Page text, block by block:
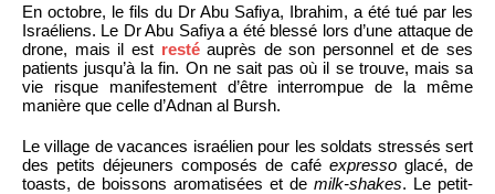
En octobre, le fils du Dr Abu Safiya, Ibrahim, a été tué par les
Israéliens. Le Dr Abu Safiya a été blessé lors d’une attaque de
drone, mais il est restéauprès de son personnel et de ses
patients jusqu’à la fin. On ne sait pas où il se trouve, mais sa
vie risque manifestement d’être interrompue de la même
manière que celle d’Adnan al Bursh.
Le village de vacances israélien pour les soldats stressés sert
des petits déjeuners composés de café expresso glacé, de
toasts, de boissons aromatisées et de milk-shakes. Le petit-